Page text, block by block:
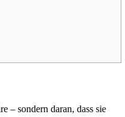
– sondern daran, dass sie